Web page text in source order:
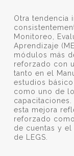
Otra tendencia
Monitoreo,
Aprendizaje
módulos más
reforzado con
tanto en el
estudios
como uno de
esta mejora
reforzado
de cuentas y
de LEGS.